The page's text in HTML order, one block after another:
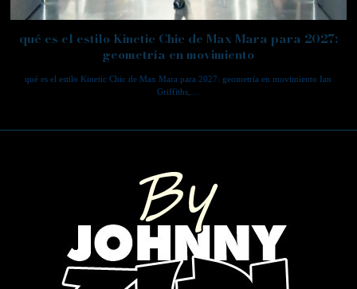
qué es el estilo Kinetic Chic de Max Mara para 2027:
geometría en movimiento
qué es el estilo Kinetic Chic de Max Mara para 2027: geometría en movimiento Ian
Griffiths,…